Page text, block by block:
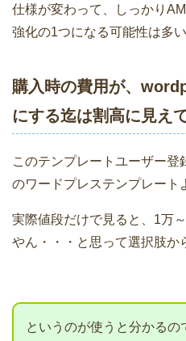
仕様が変わって、しっかり
強化の1つになる可能性は多い
購入時の費用が、
にする迄は割高に見え
このテンプレートユーザー登
のワードプレステンプレート
実際値段だけで見ると、1万
やん・・・と思って選択肢か
というのが使うと分かる